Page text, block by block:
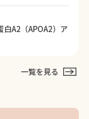
A2（APOA2）ア
一覧を見る